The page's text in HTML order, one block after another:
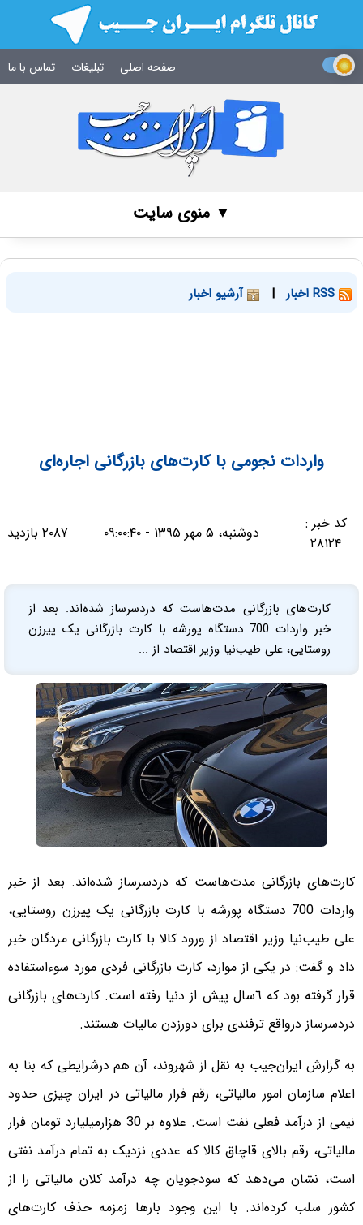
صفحه اصلی تبلیغات تماس با ما
▼ منوی سایت
| آرشیو اخبار
واردات نجومی با کارت‌های بازرگانی اجاره‌ای
کد خبر :
۲۸۱۲۴
دوشنبه، ۵ مهر ۱۳۹۵ - ۰۹:۰۰:۴۰ ۲۰۸۷ بازدید
کارت‌های بازرگانی مدت‌هاست که دردسرساز شده‌اند. بعد از
خبر واردات 700 دستگاه ‌پورشه با کارت بازرگانی یک پیرزن
روستایی، علی طیب‌نیا وزیر اقتصاد از ...
کارت‌های بازرگانی مدت‌هاست که دردسرساز شده‌اند. بعد از خبر
واردات 700 دستگاه ‌پورشه با کارت بازرگانی یک پیرزن روستایی،
علی طیب‌نیا وزیر اقتصاد از ورود کالا با کارت بازرگانی مردگان خبر
داد و گفت: در یکی از موارد، کارت بازرگانی فردی مورد سوءاستفاده
قرار گرفته بود که ٦‌سال پیش از دنیا رفته است. کارت‌های بازرگانی
دردسرساز درواقع ترفندی برای دورزدن مالیات هستند.
به گزارش ایران‌جیب به نقل از شهروند، آن هم درشرایطی که بنا به
اعلام سازمان امور مالیاتی، رقم فرار مالیاتی در ایران چیزی حدود
نیمی از درآمد فعلی نفت است. علاوه بر 30 هزار‌میلیارد تومان فرار
مالیاتی، رقم بالای قاچاق کالا که عددی نزدیک به تمام درآمد نفتی
است، نشان می‌دهد که سودجویان چه درآمد کلان مالیاتی را از
کشور سلب کرده‌اند. با این وجود بارها زمزمه حذف کارت‌های